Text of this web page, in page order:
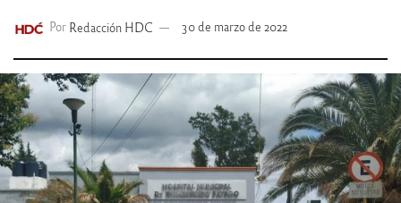
Por Redacción HDC 30 de marzo de 2022